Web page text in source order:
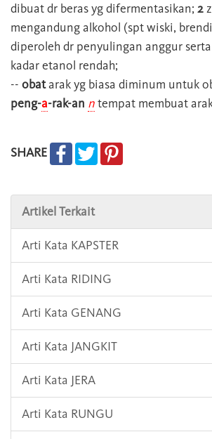
dibuat dr beras yg difermentasikan; 2
mengandung alkohol (spt wiski,
diperoleh dr penyulingan anggur
kadar etanol rendah;
-- obatarak yg biasa diminum untuk
peng-a-rak-an ntempat membuat
SHARE
Artikel Terkait
Arti Kata KAPSTER
Arti Kata RIDING
Arti Kata GENANG
Arti Kata JANGKIT
Arti Kata JERA
Arti Kata RUNGU